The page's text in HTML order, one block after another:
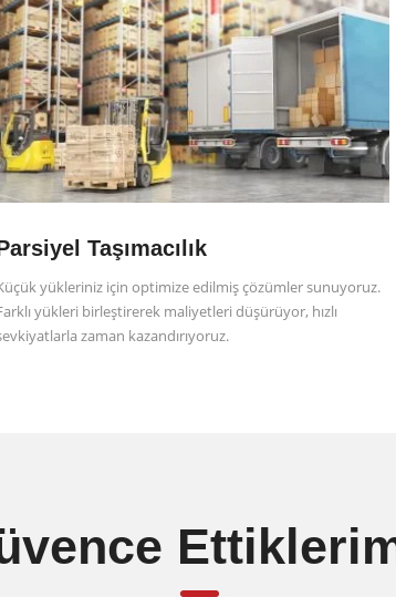
Taşımacılık
yükleriniz için optimize edilmiş çözümler sunuyoruz.
yükleri birleştirerek maliyetleri düşürüyor, hızlı
zaman kazandırıyoruz.